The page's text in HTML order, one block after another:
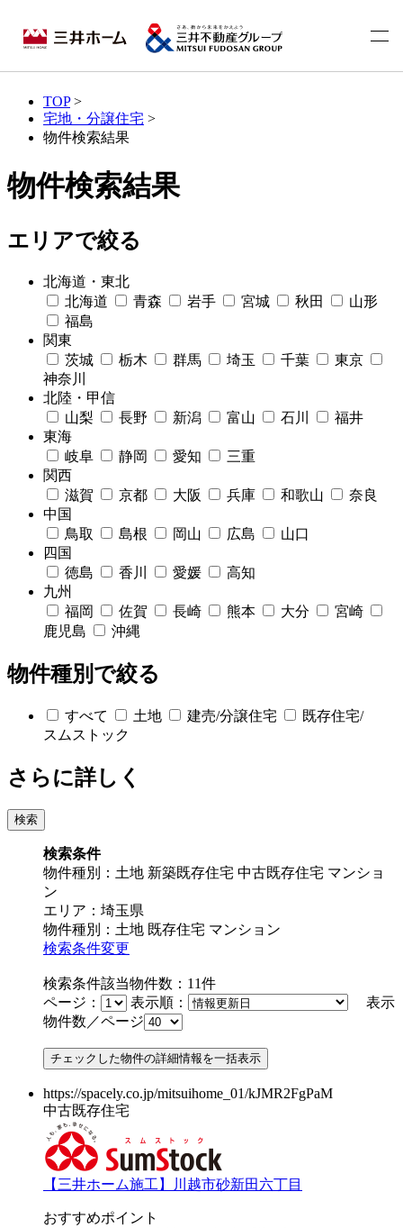
TOP>
宅地・分譲住宅 >
物件検索結果
物件検索結果
エリアで絞る
北海道・東北
北海道
青森 岩手 宮城 秋田
山形
福島
関東
茨城
栃木 群馬 埼玉 千葉
東京
神奈川
北陸・甲信
山梨
長野 新潟 富山 石川
福井
東海
岐阜
静岡 愛知
三重
関西
滋賀
京都 大阪 兵庫 和歌山
奈良
中国
鳥取
島根 岡山 広島
山口
四国
徳島
香川 愛媛
高知
九州
福岡
佐賀 長崎 熊本 大分
宮崎
鹿児島
沖縄
物件種別で絞る
すべて 土地 建売/分譲住宅
既存住宅/
スムストック
さらに詳しく
検索条件
物件種別：土地 新築既存住宅 中古既存住宅 マンショ
ン
エリア：埼玉県
物件種別：土地 既存住宅 マンション
検索条件変更
検索条件該当物件数： 11件
ページ：
表示順：
表示
物件数／ページ
https://spacely.co.jp/mitsuihome_01/kJMR2FgPaM
中古既存住宅
【三井ホーム施工】川越市砂新田六丁目
おすすめポイント